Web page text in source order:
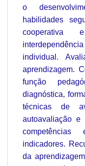
o
habilidades
cooperativa
individual.
aprendizagem.
função
diagnóstica,
técnicas de
autoavaliação e
indicadores.
da